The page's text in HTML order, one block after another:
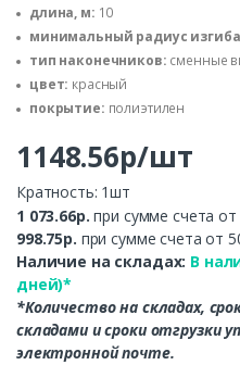
длина, м: 10
минимальный радиус
тип наконечников: сменные
цвет: красный
покрытие: полиэтилен
1148.56р/шт
Кратность: 1шт
1 073.66р.при сумме счета от
998.75р. при сумме счета от
Наличие на складах: В
дней)*
*Количество на складах,
складами и сроки отгрузки
электронной почте.